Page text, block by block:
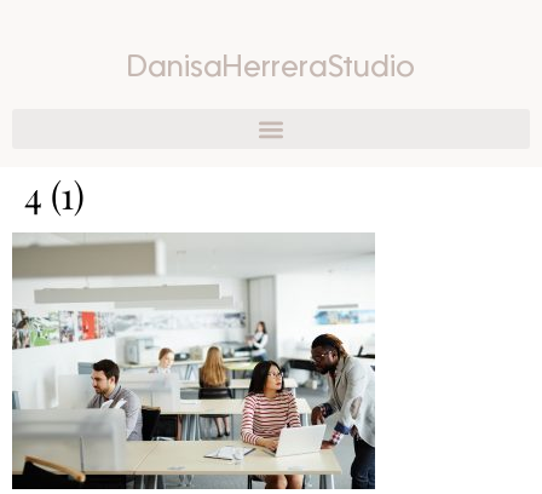
DanisaHerreraStudio
4 (1)